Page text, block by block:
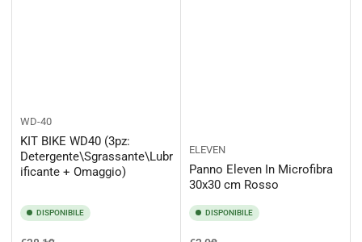
WD-40
KIT BIKE WD40 (3pz:
Detergente\Sgrassante\Lubr
ificante + Omaggio)
DISPONIBILE
ELEVEN
Panno Eleven In Microfibra
30x30 cm Rosso
DISPONIBILE